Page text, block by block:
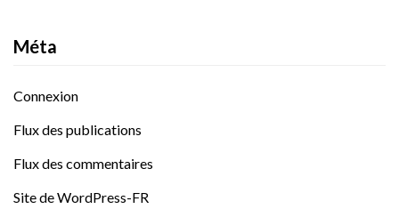
Méta
Connexion
Flux des publications
Flux des commentaires
Site de WordPress-FR